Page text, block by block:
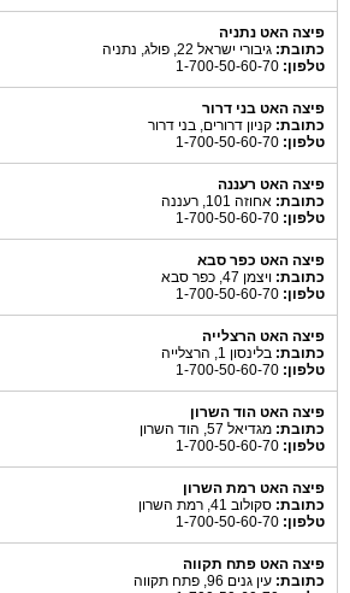
פיצה האט נתניה
כתובת: גיבורי ישראל 22, פולג, נתניה
טלפון:
פיצה האט בני דרור
כתובת: קניון דרורים, בני דרור
טלפון:
פיצה האט רעננה
כתובת: אחוזה 101, רעננה
טלפון:
פיצה האט כפר סבא
כתובת: ויצמן 47, כפר סבא
טלפון:
פיצה האט הרצלייה
כתובת: בלינסון 1, הרצלייה
טלפון:
פיצה האט הוד השרון
כתובת: מגדיאל 57, הוד השרון
טלפון:
פיצה האט רמת השרון
כתובת: סקולוב 41, רמת השרון
טלפון:
פיצה האט פתח תקווה
כתובת: עין גנים 96, פתח תקווה